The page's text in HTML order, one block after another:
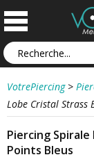
VotrePiercing >
Lobe Cristal Strass
Piercing
Points Bleus